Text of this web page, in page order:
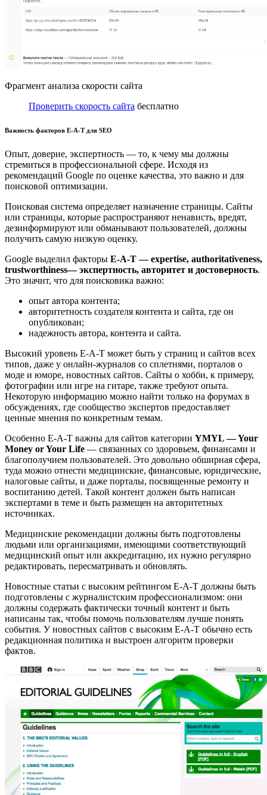
Фрагмент анализа скорости сайта
Проверить скорость сайта бесплатно
Важность факторов E-A-T для SEO
Опыт, доверие, экспертность — то, к чему мы должны
стремиться в профессиональной сфере. Исходя из
рекомендаций Google по оценке качества, это важно и для
поисковой оптимизации.
Поисковая система определяет назначение страницы. Сайты
или страницы, которые распространяют ненависть, вредят,
дезинформируют или обманывают пользователей, должны
получить самую низкую оценку.
Google выделил факторы E-A-T — expertise, authoritativeness,
trustworthiness— экспертность, авторитет и достоверность.
Это значит, что для поисковика важно:
опыт автора контента;
авторитетность создателя контента и сайта, где он
опубликован;
надежность автора, контента и сайта.
Высокий уровень E-A-T может быть у страниц и сайтов всех
типов, даже у онлайн-журналов со сплетнями, порталов о
моде и юморе, новостных сайтов. Сайты о хобби, к примеру,
фотографии или игре на гитаре, также требуют опыта.
Некоторую информацию можно найти только на форумах в
обсуждениях, где сообщество экспертов предоставляет
ценные мнения по конкретным темам.
Особенно E-A-T важны для сайтов категории YMYL — Your
Money or Your Life — связанных со здоровьем, финансами и
благополучием пользователей. Это довольно обширная сфера,
туда можно отнести медицинские, финансовые, юридические,
налоговые сайты, и даже порталы, посвященные ремонту и
воспитанию детей. Такой контент должен быть написан
экспертами в теме и быть размещен на авторитетных
источниках.
Медицинские рекомендации должны быть подготовлены
людьми или организациями, имеющими соответствующий
медицинский опыт или аккредитацию, их нужно регулярно
редактировать, пересматривать и обновлять.
Новостные статьи с высоким рейтингом E-A-T должны быть
подготовлены с журналистским профессионализмом: они
должны содержать фактически точный контент и быть
написаны так, чтобы помочь пользователям лучше понять
события. У новостных сайтов с высоким E-A-T обычно есть
редакционная политика и выстроен алгоритм проверки
фактов.